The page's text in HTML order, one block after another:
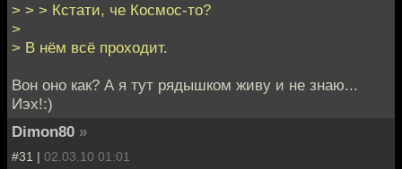
> > > Кстати, че Космос-то?
>
> В нём всё проходит.
Вон оно как? А я тут рядышком живу и не знаю...
Иэх!:)
Dimon80 »
#31 | 02.03.10 01:01